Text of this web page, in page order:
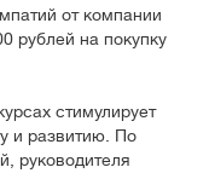
от компании
рублей на покупку
стимулирует
и развитию. По
руководителя